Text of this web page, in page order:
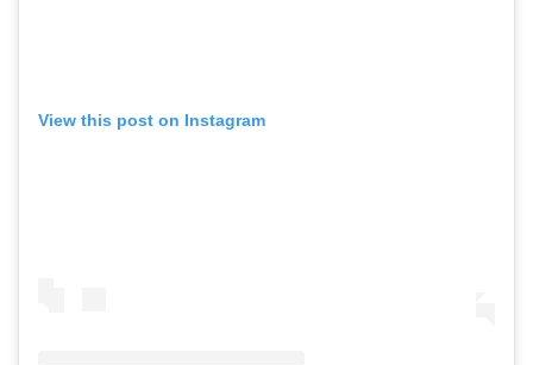
View this post on Instagram